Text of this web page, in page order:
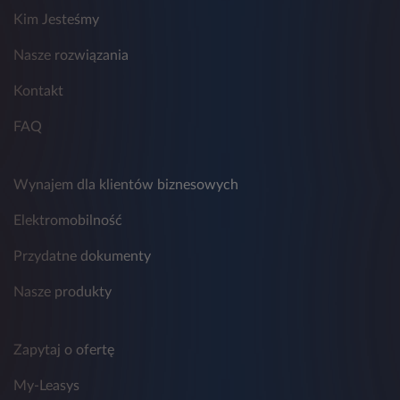
9. Przestrzeganie zasad ochrony danych
Inspektor Ochrony Danych, z którym można
Kim Jesteśmy
Nasze rozwiązania
Kontakt
FAQ
Wynajem dla klientów biznesowych
Elektromobilność
Przydatne dokumenty
Nasze produkty
Zapytaj o ofertę
My-Leasys